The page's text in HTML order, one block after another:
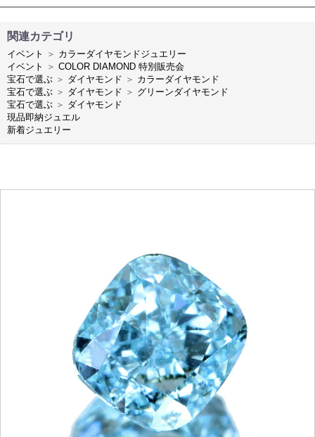
関連カテゴリ
イベント ＞ カラーダイヤモンドジュエリー
イベント
＞ COLOR DIAMOND 特別販売会
宝石で選ぶ ＞ ダイヤモンド ＞ カラーダイヤモンド
宝石で選ぶ ＞ ダイヤモンド ＞ グリーンダイヤモンド
宝石で選ぶ ＞ ダイヤモンド
現品即納ジュエル
新着ジュエリー